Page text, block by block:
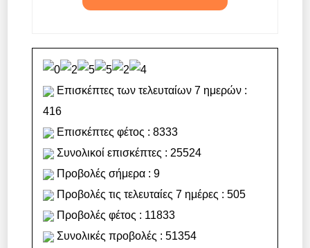
Επισκέπτες των τελευταίων 7 ημερών :
416
Επισκέπτες φέτος : 8333
Συνολικοί επισκέπτες : 25524
Προβολές σήμερα : 9
Προβολές τις τελευταίες 7 ημέρες : 505
Προβολές φέτος : 11833
Συνολικές προβολές : 51354